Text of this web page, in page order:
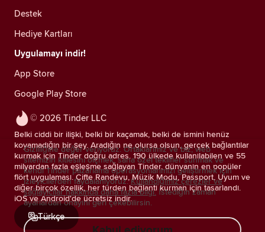
© 2026 Tinder LLC
Belki ciddi bir ilişki, belki bir kaçamak, belki de ismini henüz
koyamadığın bir şey. Aradığın ne olursa olsun, gerçek bağlantılar
kurmak için Tinder doğru adres. 190 ülkede kullanılabilen ve 55
milyardan fazla eşleşme sağlayan Tinder, dünyanın en popüler
flört uygulaması. Çifte Randevu, Müzik Modu, Passport, Uyum ve
diğer birçok özellik, her türden bağlantı kurman için tasarlandı.
iOS ve Android'de ücretsiz indir.
Türkçe
Destek
Hediye Kartları
Uygulamayı indir!
App Store
Google Play Store
Gizliliğine değer veriyoruz. Ortaklarımız ve biz; web
sitemizin kitlesini ölçmek, sana özel teklifler sunmak ve
kendi Tinder pazarlama operasyonlarımızı geliştirmek için
izleyicilerden faydalanıyoruz. Kullandığımız çerezler ve
sağlayıcılar hakkında daha fazla bilgi. İstediğin zaman
ayarlardan onayını geri çekebilirsin.